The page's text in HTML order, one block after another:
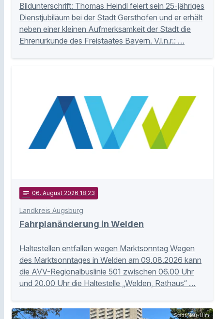
Bildunterschrift: Thomas Heindl feiert sein 25-jähriges
Dienstjubiläum bei der Stadt Gersthofen und er erhält
neben einer kleinen Aufmerksamkeit der Stadt die
Ehrenurkunde des Freistaates Bayern. V.l.n.r.: …
notes 06. August 2026 18:23
Landkreis Augsburg
Fahrplanänderung in Welden
Haltestellen entfallen wegen Marktsonntag Wegen
des Marktsonntages in Welden am 09.08.2026 kann
die AVV-Regionalbuslinie 501 zwischen 06.00 Uhr
und 20.00 Uhr die Haltestelle „Welden, Rathaus“ …
Stadt Neu-Ulm